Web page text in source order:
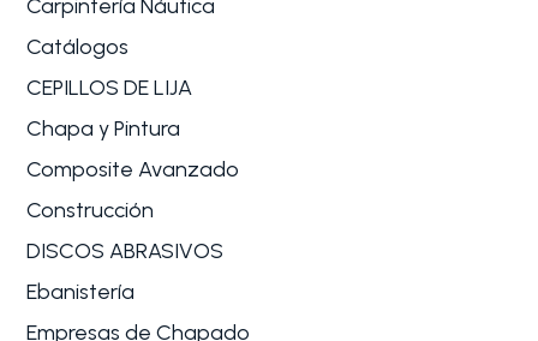
Carpintería Náutica
Catálogos
CEPILLOS DE LIJA
Chapa y Pintura
Composite Avanzado
Construcción
DISCOS ABRASIVOS
Ebanistería
Empresas de Chapado